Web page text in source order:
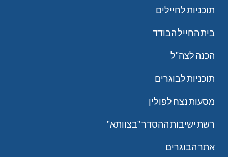
תוכניות לחיילים
בית החייל הבודד
הכנה לצה"ל
תוכניות לבוגרים
מסעות נצח לפולין
רשת ישיבות ההסדר "בצוותא"
אתר הבוגרים